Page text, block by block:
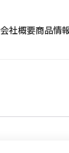
会社概要商品情